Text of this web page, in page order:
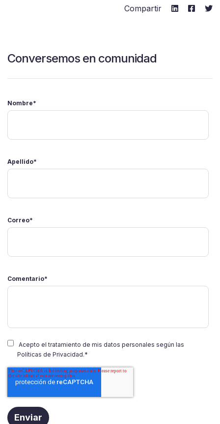
Compartir
Conversemos en comunidad
Nombre*
Apellido*
Correo*
Comentario*
Acepto el tratamiento de mis datos personales según las
Políticas de Privacidad.*